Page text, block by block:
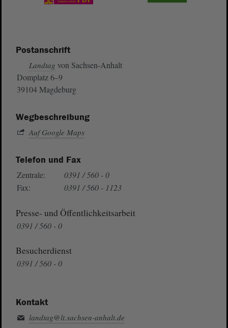
Postanschrift
Landtag von Sachsen-Anhalt
Domplatz 6–9
39104 Magdeburg
Wegbeschreibung
Auf Google Maps
Telefon und Fax
Zentrale:
0391 / 560 - 0
Fax:
0391 / 560 - 1123
Presse- und Öffentlichkeitsarbeit
0391 / 560 - 0
Besucherdienst
0391 / 560 - 0
Kontakt
landtag@lt.sachsen-anhalt.de